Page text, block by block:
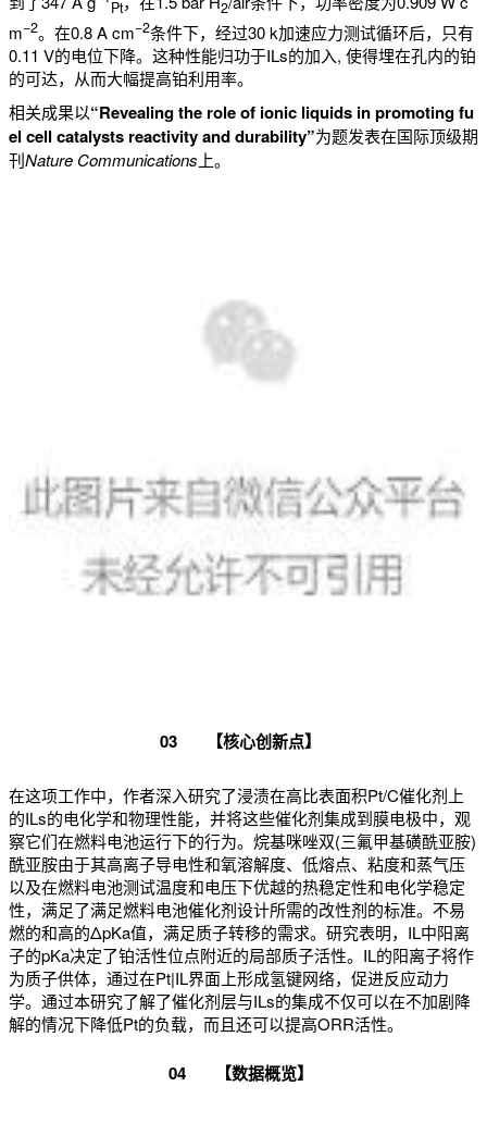
Pt 2
m−2。在0.8 A cm−2条件下，经过30 k加速应力测试循环后，只有
0.11 V的电位下降。这种性能归功于ILs的加入, 使得埋在孔内的铂
的可达，从而大幅提高铂利用率。
相关成果以“Revealing the role of ionic liquids in promoting fu
el cell catalysts reactivity and durability”为题发表在国际顶级期
刊Nature Communications 上。
03 【核心创新点】
在这项工作中，作者深入研究了浸渍在高比表面积Pt/C催化剂上
的ILs的电化学和物理性能，并将这些催化剂集成到膜电极中，观
察它们在燃料电池运行下的行为。烷基咪唑双(三氟甲基磺酰亚胺)
酰亚胺由于其高离子导电性和氧溶解度、低熔点、粘度和蒸气压
以及在燃料电池测试温度和电压下优越的热稳定性和电化学稳定
性，满足了满足燃料电池催化剂设计所需的改性剂的标准。不易
燃的和高的ΔpKa值，满足质子转移的需求。研究表明，IL中阳离
子的pKa决定了铂活性位点附近的局部质子活性。IL的阳离子将作
为质子供体，通过在Pt|IL界面上形成氢键网络，促进反应动力
学。通过本研究了解了催化剂层与ILs的集成不仅可以在不加剧降
解的情况下降低Pt的负载，而且还可以提高ORR活性。
04 【数据概览】